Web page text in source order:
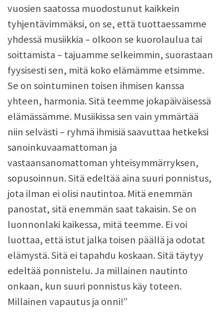
vuosien saatossa muodostunut kaikkein
tyhjentävimmäksi, on se, että tuottaessamme
yhdessä musiikkia – olkoon se kuorolaulua tai
soittamista – tajuamme selkeimmin, suorastaan
fyysisesti sen, mitä koko elämämme etsimme.
Se on sointuminen toisen ihmisen kanssa
yhteen, harmonia. Sitä teemme jokapäiväisessä
elämässämme. Musiikissa sen vain ymmärtää
niin selvästi – ryhmä ihmisiä saavuttaa hetkeksi
sanoinkuvaamattoman ja
vastaansanomattoman yhteisymmärryksen,
sopusoinnun. Sitä edeltää aina suuri ponnistus,
jota ilman ei olisi nautintoa. Mitä enemmän
panostat, sitä enemmän saat takaisin. Se on
luonnonlaki kaikessa, mitä teemme. Ei voi
luottaa, että istut jalka toisen päällä ja odotat
elämystä. Sitä ei tapahdu koskaan. Sitä täytyy
edeltää ponnistelu. Ja millainen nautinto
onkaan, kun suuri ponnistus käy toteen.
Millainen vapautus ja onni!”